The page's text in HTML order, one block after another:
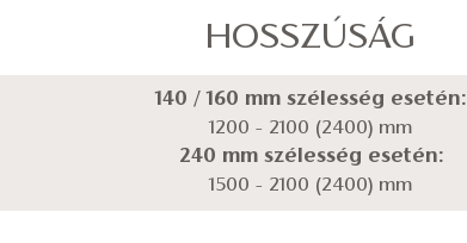
HOSSZÚSÁG
140 / 160 mm szélesség esetén:
1200 - 2100 (2400) mm
240 mm szélesség esetén:
1500 - 2100 (2400) mm